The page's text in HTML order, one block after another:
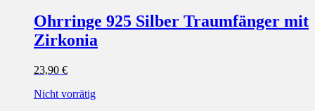
Ohrringe 925 Silber Traumfänger mit
Zirkonia
23,90 €
Nicht vorrätig